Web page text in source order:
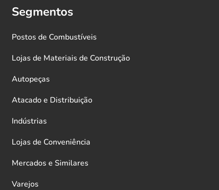
Segmentos
Postos de Combustíveis
Lojas de Materiais de Construção
Autopeças
Atacado e Distribuição
Indústrias
Lojas de Conveniência
Mercados e Similares
Varejos